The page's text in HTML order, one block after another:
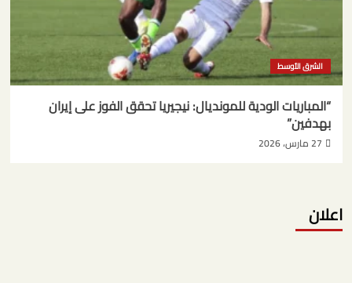
الشرق الأوسط
“المباريات الودية للمونديال: نيجيريا تحقق الفوز على إيران
بهدفين”
27 مارس، 2026
اعلان